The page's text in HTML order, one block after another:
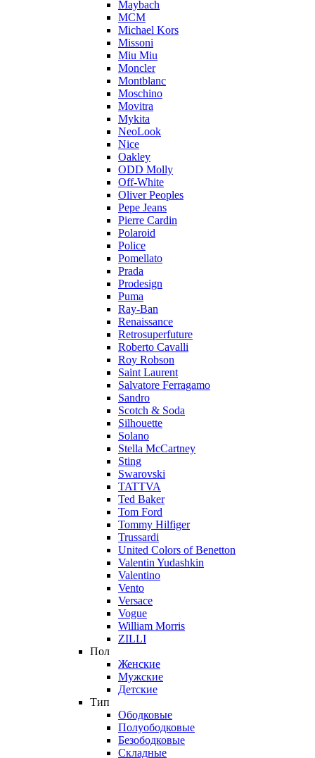
Maybach
MCM
Michael Kors
Missoni
Miu Miu
Moncler
Montblanc
Moschino
Movitra
Mykita
NeoLook
Nice
Oakley
ODD Molly
Off-White
Oliver Peoples
Pepe Jeans
Pierre Cardin
Polaroid
Police
Pomellato
Prada
Prodesign
Puma
Ray-Ban
Renaissance
Retrosuperfuture
Roberto Cavalli
Roy Robson
Saint Laurent
Salvatore Ferragamo
Sandro
Scotch & Soda
Silhouette
Solano
Stella McCartney
Sting
Swarovski
TATTVA
Ted Baker
Tom Ford
Tommy Hilfiger
Trussardi
United Colors of Benetton
Valentin Yudashkin
Valentino
Vento
Versace
Vogue
William Morris
ZILLI
Пол
Женские
Мужские
Детские
Тип
Ободковые
Полуободковые
Безободковые
Складные